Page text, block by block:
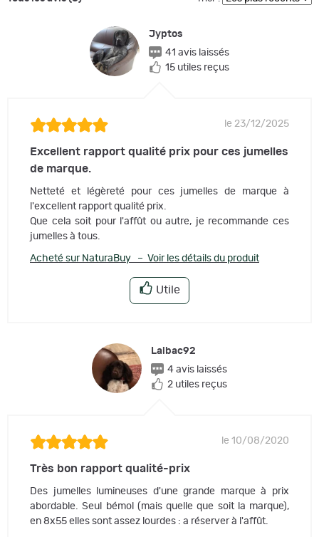
Jyptos
41 avis laissés
15 utiles reçus
le 23/12/2025
Excellent rapport qualité prix pour ces jumelles
de marque.
Netteté et légèreté pour ces jumelles de marque à
l'excellent rapport qualité prix.
Que cela soit pour l'affût ou autre, je recommande ces
jumelles à tous.
Acheté sur NaturaBuy – Voir les détails du produit
Utile
Laibac92
4 avis laissés
2 utiles reçus
le 10/08/2020
Très bon rapport qualité-prix
Des jumelles lumineuses d'une grande marque à prix
abordable. Seul bémol (mais quelle que soit la marque),
en 8x55 elles sont assez lourdes : a réserver à l'affût.